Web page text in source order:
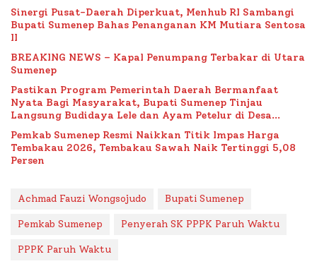
Sinergi Pusat-Daerah Diperkuat, Menhub RI Sambangi
Bupati Sumenep Bahas Penanganan KM Mutiara Sentosa
II
BREAKING NEWS – Kapal Penumpang Terbakar di Utara
Sumenep
Pastikan Program Pemerintah Daerah Bermanfaat
Nyata Bagi Masyarakat, Bupati Sumenep Tinjau
Langsung Budidaya Lele dan Ayam Petelur di Desa
Pemkab Sumenep Resmi Naikkan Titik Impas Harga
Tembakau 2026, Tembakau Sawah Naik Tertinggi 5,08
Persen
Achmad Fauzi Wongsojudo Bupati Sumenep
Pemkab Sumenep Penyerah SK PPPK Paruh Waktu
PPPK Paruh Waktu